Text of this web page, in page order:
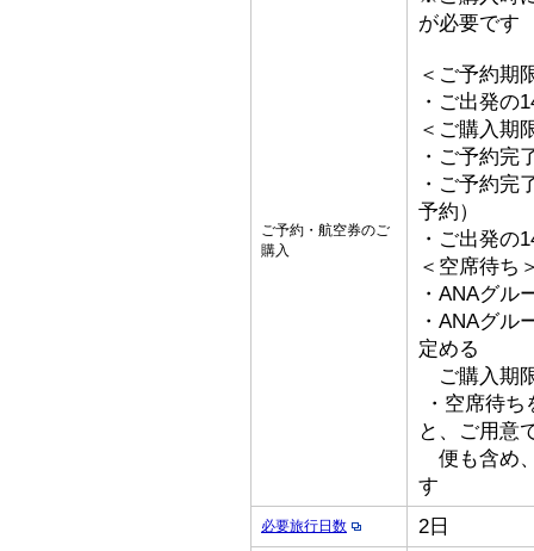
ご予約・航空券のご
購入
が必要です
＜ご予約期
・ご出発の
＜ご購入期
・ご予約完
・ご予約完
予約）
・ご出発の
＜空席待ち
・ANAグル
・ANAグル
定める
ご購入期
・空席待
と、ご用意
便も含め
す
必要旅行日数 2日